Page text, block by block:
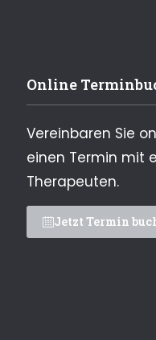
Online
Vereinbaren Sie
einen Termin mit
Therapeuten.
Jetzt Termin